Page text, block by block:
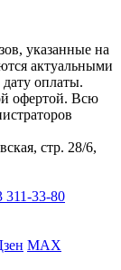
указанные на
актуальными
оплаты.
офертой. Всю
стр. 28/6,
311-33-80
МАХ